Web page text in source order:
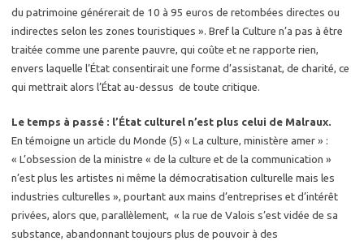
du patrimoine générerait de 10 à 95 euros de retombées directes ou
indirectes selon les zones touristiques ». Bref la Culture n’a pas à être
traitée comme une parente pauvre, qui coûte et ne rapporte rien,
envers laquelle l’État consentirait une forme d’assistanat, de charité, ce
qui mettrait alors l’État au-dessus de toute critique.
Le temps à passé : l’État culturel n’est plus celui de Malraux.
En témoigne un article du Monde (5) « La culture, ministère amer » :
« L’obsession de la ministre « de la culture et de la communication »
n’est plus les artistes ni même la démocratisation culturelle mais les
industries culturelles », pourtant aux mains d’entreprises et d’intérêt
privées, alors que, parallèlement, « la rue de Valois s’est vidée de sa
substance, abandonnant toujours plus de pouvoir à des